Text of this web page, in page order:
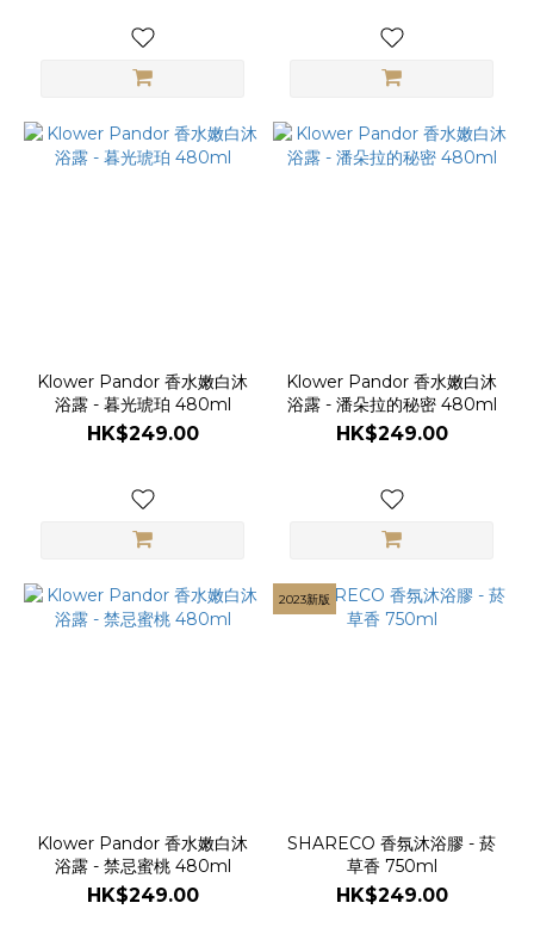
Klower Pandor 香水嫩白沐
浴露 - 暮光琥珀 480ml
HK$249.00
Klower Pandor 香水嫩白沐
浴露 - 潘朵拉的秘密 480ml
HK$249.00
Klower Pandor 香水嫩白沐
浴露 - 禁忌蜜桃 480ml
HK$249.00
2023新版
SHARECO 香氛沐浴膠 - 菸
草香 750ml
HK$249.00